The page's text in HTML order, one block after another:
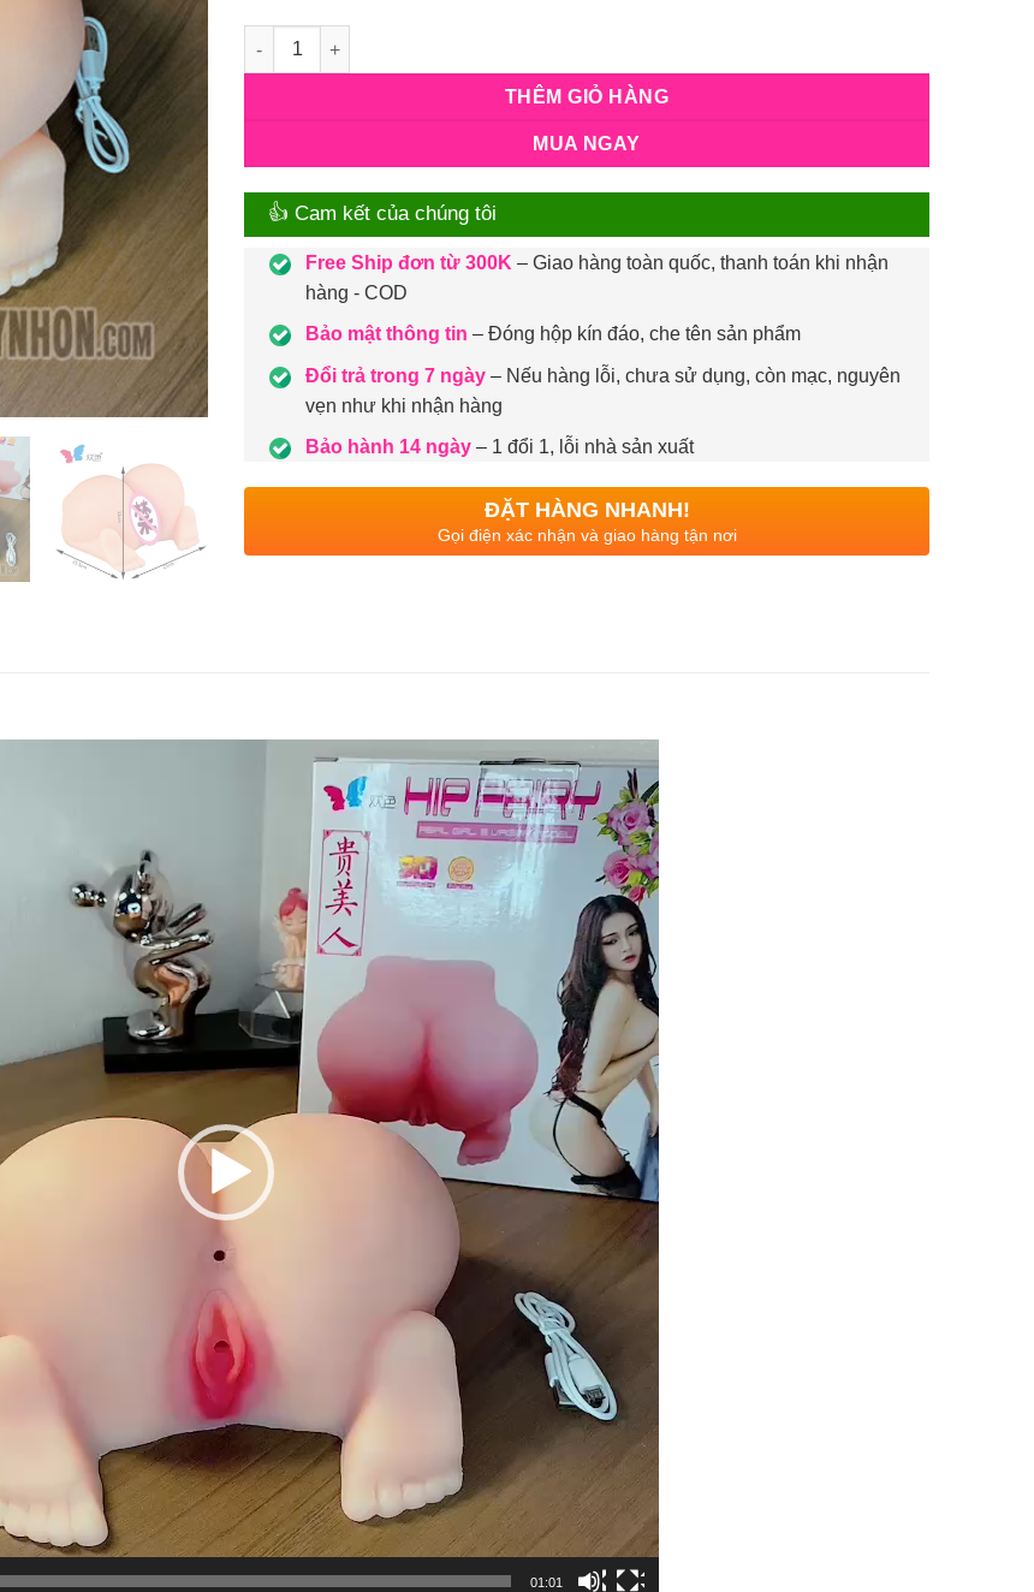
Số lượng
THÊM GIỎ HÀNG
MUA NGAY
👍 Cam kết của chúng tôi
Free Ship đơn từ 300K – Giao hàng toàn quốc, thanh toán khi nhận
hàng - COD
Bảo mật thông tin – Đóng hộp kín đáo, che tên sản phẩm
Đổi trả trong 7 ngày– Nếu hàng lỗi, chưa sử dụng, còn mạc, nguyên
vẹn như khi nhận hàng
Bảo hành 14 ngày– 1 đổi 1, lỗi nhà sản xuất
ĐẶT HÀNG NHANH!
Gọi điện xác nhận và giao hàng tận nơi
01:01